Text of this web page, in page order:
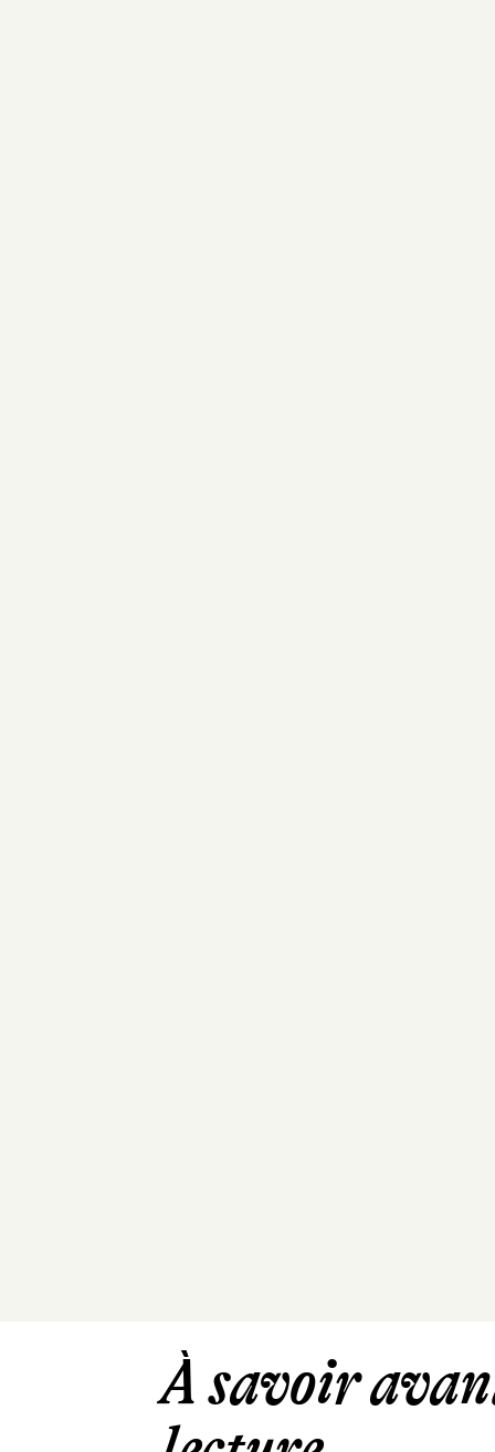
À savoir